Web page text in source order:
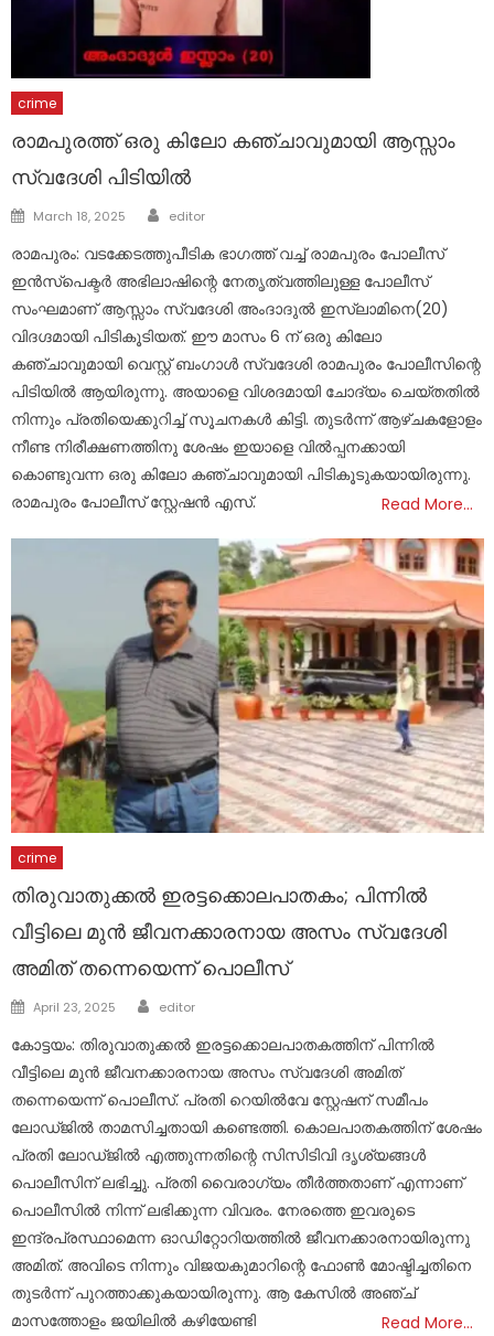
crime
രാമപുരത്ത് ഒരു കിലോ കഞ്ചാവുമായി ആസ്സാം
സ്വദേശി പിടിയിൽ
Posted
March 18, 2025 Author
editor
രാമപുരം: വടക്കേടത്തുപീടിക ഭാഗത്ത്‌ വച്ച് രാമപുരം പോലീസ്
ഇൻസ്‌പെക്ടർ അഭിലാഷിന്റെ നേതൃത്വത്തിലുള്ള പോലീസ്
സംഘമാണ് ആസ്സാം സ്വദേശി അംദാദുൽ ഇസ്ലാമിനെ(20)
വിദഗ്ദമായി പിടികൂടിയത്. ഈ മാസം 6 ന് ഒരു കിലോ
കഞ്ചാവുമായി വെസ്റ്റ് ബംഗാൾ സ്വദേശി രാമപുരം പോലീസിന്റെ
പിടിയിൽ ആയിരുന്നു. അയാളെ വിശദമായി ചോദ്യം ചെയ്തതിൽ
നിന്നും പ്രതിയെക്കുറിച്ച് സൂചനകൾ കിട്ടി. തുടർന്ന് ആഴ്ചകളോളം
നീണ്ട നിരീക്ഷണത്തിനു ശേഷം ഇയാളെ വിൽപ്പനക്കായി
കൊണ്ടുവന്ന ഒരു കിലോ കഞ്ചാവുമായി പിടികൂടുകയായിരുന്നു.
രാമപുരം പോലീസ് സ്റ്റേഷൻ എസ്.
Read More…
crime
തിരുവാതുക്കല്‍ ഇരട്ടക്കൊലപാതകം; പിന്നില്‍
വീട്ടിലെ മുന്‍ ജീവനക്കാരനായ അസം സ്വദേശി
അമിത് തന്നെയെന്ന് പൊലീസ്
Posted
April 23, 2025 Author
editor
കോട്ടയം: തിരുവാതുക്കല്‍ ഇരട്ടക്കൊലപാതകത്തിന് പിന്നില്‍
വീട്ടിലെ മുന്‍ ജീവനക്കാരനായ അസം സ്വദേശി അമിത്
തന്നെയെന്ന് പൊലീസ്. പ്രതി റെയില്‍വേ സ്റ്റേഷന് സമീപം
ലോഡ്ജില്‍ താമസിച്ചതായി കണ്ടെത്തി. കൊലപാതകത്തിന് ശേഷം
പ്രതി ലോഡ്ജില്‍ എത്തുന്നതിന്റെ സിസിടിവി ദൃശ്യങ്ങള്‍
പൊലീസിന് ലഭിച്ചു. പ്രതി വൈരാഗ്യം തീര്‍ത്തതാണ് എന്നാണ്
പൊലീസില്‍ നിന്ന് ലഭിക്കുന്ന വിവരം. നേരത്തെ ഇവരുടെ
ഇന്ദ്രപ്രസ്ഥാമെന്ന ഓഡിറ്റോറിയത്തില്‍ ജീവനക്കാരനായിരുന്നു
അമിത്. അവിടെ നിന്നും വിജയകുമാറിന്റെ ഫോണ്‍ മോഷ്ടിച്ചതിനെ
തുടര്‍ന്ന് പുറത്താക്കുകയായിരുന്നു. ആ കേസില്‍ അഞ്ച്
മാസത്തോളം ജയിലില്‍ കഴിയേണ്ടി
Read More…